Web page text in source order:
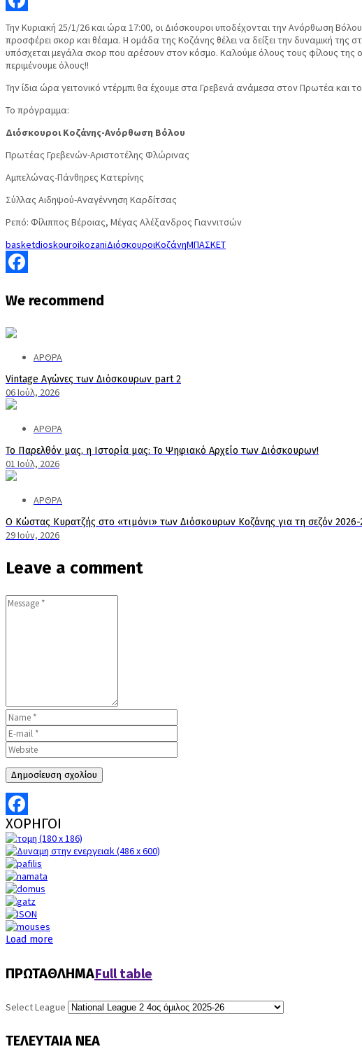
Facebook
Την Κυριακή 25/1/26 και ώρα 17:00, οι Διόσκουροι υποδέχονται την Ανόρθωση
προσφέρει σκορ και θέαμα. Η ομάδα της Κοζάνης θέλει να δείξει την δυναμική της
υπόσχεται μεγάλα σκορ που αρέσουν στον κόσμο. Καλούμε όλους τους φίλους
περιμένουμε όλους!!
Την ίδια ώρα γειτονικό ντέρμπι θα έχουμε στα Γρεβενά ανάμεσα στον Πρωτέα και
Το πρόγραμμα:
Διόσκουροι Κοζάνης-Ανόρθωση Βόλου
Πρωτέας Γρεβενών-Αριστοτέλης Φλώρινας
Αμπελώνας-Πάνθηρες Κατερίνης
Σύλλας Αιδηψού-Αναγέννηση Καρδίτσας
Ρεπό: Φίλιππος Βέροιας, Μέγας Αλέξανδρος Γιαννιτσών
basketdioskouroikozaniΔιόσκουροιΚοζάνηΜΠΑΣΚΕΤ
We recommend
ΑΡΘΡΑ
Vintage Αγώνες των Διόσκουρων part 2
06 Ιούλ, 2026
ΑΡΘΡΑ
Το Παρελθόν μας, η Ιστορία μας: Το Ψηφιακό Αρχείο των Διόσκουρων!
01 Ιούλ, 2026
ΑΡΘΡΑ
Ο Κώστας Κυρατζής στο «τιμόνι» των Διόσκουρων Κοζάνης για τη σεζόν 2026-
29 Ιούν, 2026
Leave a comment
Facebook
ΧΟΡΗΓΟΙ
Load more
ΠΡΩΤΑΘΛΗΜΑFull table
Select League
ΤΕΛΕΥΤΑΙΑ ΝΕΑ